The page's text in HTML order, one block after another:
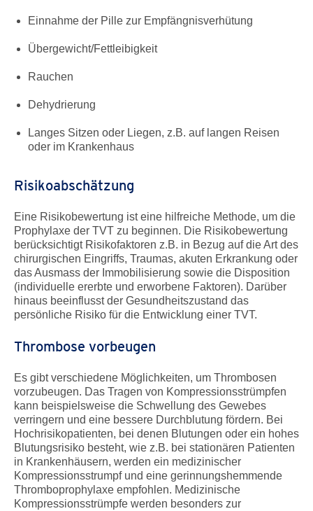
Einnahme der Pille zur Empfängnisverhütung
Übergewicht/Fettleibigkeit
Rauchen
Dehydrierung
Langes Sitzen oder Liegen, z.B. auf langen Reisen
oder im Krankenhaus
Risikoabschätzung
Eine Risikobewertung ist eine hilfreiche Methode, um die
Prophylaxe der TVT zu beginnen. Die Risikobewertung
berücksichtigt Risikofaktoren z.B. in Bezug auf die Art des
chirurgischen Eingriffs, Traumas, akuten Erkrankung oder
das Ausmass der Immobilisierung sowie die Disposition
(individuelle ererbte und erworbene Faktoren). Darüber
hinaus beeinflusst der Gesundheitszustand das
persönliche Risiko für die Entwicklung einer TVT.
Thrombose vorbeugen
Es gibt verschiedene Möglichkeiten, um Thrombosen
vorzubeugen. Das Tragen von Kompressionsstrümpfen
kann beispielsweise die Schwellung des Gewebes
verringern und eine bessere Durchblutung fördern. Bei
Hochrisikopatienten, bei denen Blutungen oder ein hohes
Blutungsrisiko besteht, wie z.B. bei stationären Patienten
in Krankenhäusern, werden ein medizinischer
Kompressionsstrumpf und eine gerinnungshemmende
Thromboprophylaxe empfohlen. Medizinische
Kompressionsstrümpfe werden besonders zur